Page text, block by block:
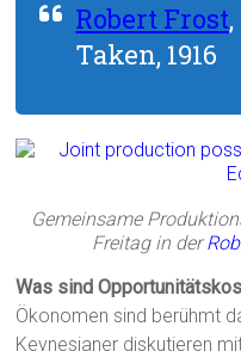
Robert Frost
Taken, 1916
Gemeinsame
Freitag in der
Was sind
Ökonomen sind berühmt
Keynesianer diskutieren